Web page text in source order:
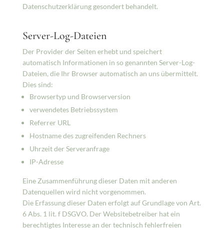
Datenschutzerklärung gesondert behandelt.
Server-Log-Dateien
Der Provider der Seiten erhebt und speichert
automatisch Informationen in so genannten Server-Log-
Dateien, die Ihr Browser automatisch an uns übermittelt.
Dies sind:
Browsertyp und Browserversion
verwendetes Betriebssystem
Referrer URL
Hostname des zugreifenden Rechners
Uhrzeit der Serveranfrage
IP-Adresse
Eine Zusammenführung dieser Daten mit anderen
Datenquellen wird nicht vorgenommen.
Die Erfassung dieser Daten erfolgt auf Grundlage von Art.
6 Abs. 1 lit. f DSGVO. Der Websitebetreiber hat ein
berechtigtes Interesse an der technisch fehlerfreien